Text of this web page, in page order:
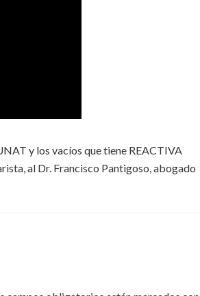
y los vacíos que tiene REACTIVA
al Dr. Francisco Pantigoso, abogado